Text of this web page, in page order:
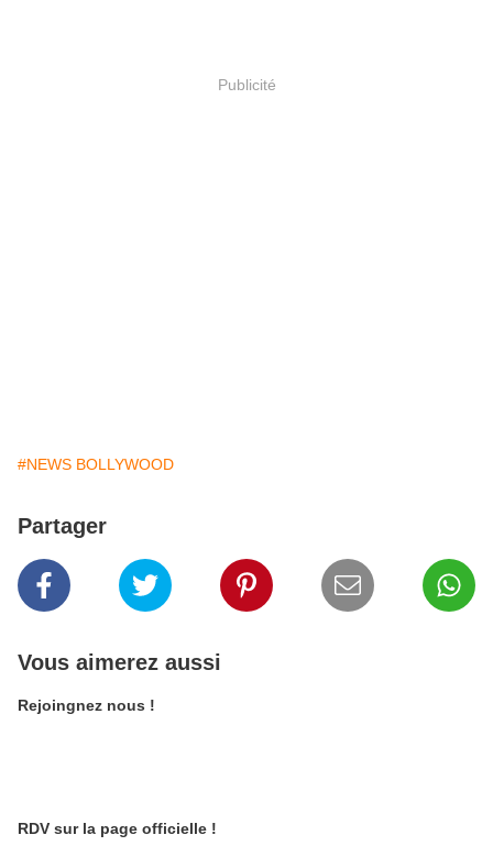
Publicité
#NEWS BOLLYWOOD
Partager
Vous aimerez aussi
Rejoingnez nous !
RDV sur la page officielle !